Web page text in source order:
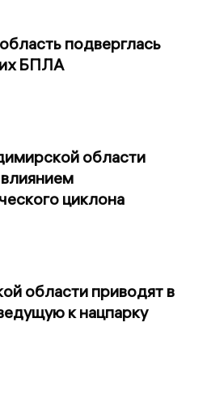
подверглась
БПЛА
области
циклона
области приводят в
к нацпарку